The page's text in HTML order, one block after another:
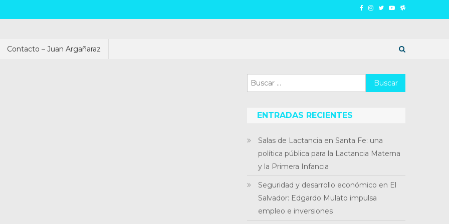
Contacto – Juan Argañaraz
Buscar:
ENTRADAS RECIENTES
Salas de Lactancia en Santa Fe: una
política pública para la Lactancia Materna
y la Primera Infancia
Seguridad y desarrollo económico en El
Salvador: Edgardo Mulato impulsa
empleo e inversiones